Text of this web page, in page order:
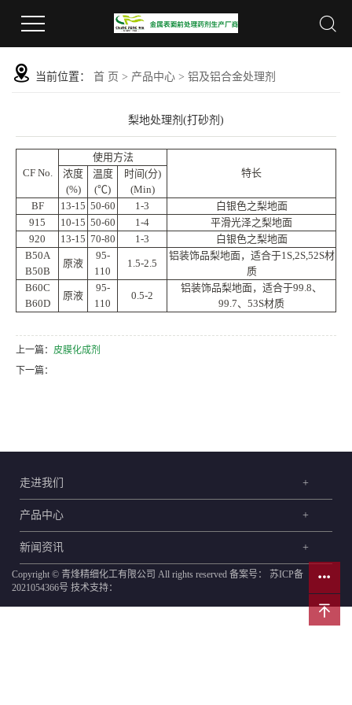
当前位置： 首 页 > 产品中心 > 铝及铝合金处理剂
梨地处理剂(打砂剂)
CF No.
使用方法
特长
浓度
(%)
温度
(℃)
时间(分)
(Min)
BF
13-15 50-60 1-3
白银色之梨地面
915
10-15 50-60 1-4
平滑光泽之梨地面
920
13-15 70-80 1-3
白银色之梨地面
B50A
B50B
原液
95-
110
1.5-2.5
铝装饰品梨地面，适合于1S,2S,52S材
质
B60C
B60D
原液
95-
110
0.5-2
铝装饰品梨地面，适合于99.8、
99.7、53S材质
上一篇： 皮膜化成剂
下一篇：
走进我们 +
产品中心 +
新闻资讯 +
Copyright © 青烽精细化工有限公司 All rights reserved 备案号： 苏ICP备
2021054366号 技术支持：